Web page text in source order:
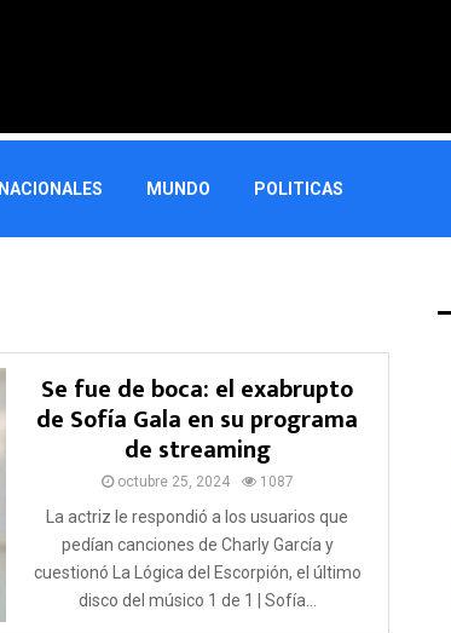
NACIONALES MUNDO POLITICAS
Se fue de boca: el exabrupto
de Sofía Gala en su programa
de streaming
octubre 25, 2024 1087
La actriz le respondió a los usuarios que
pedían canciones de Charly García y
cuestionó La Lógica del Escorpión, el último
disco del músico 1 de 1 | Sofía...